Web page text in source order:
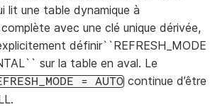
lit une table dynamique à
avec une clé unique dérivée,
définir``REFRESH_MODE
sur la table en aval. Le
= AUTO continue d’être